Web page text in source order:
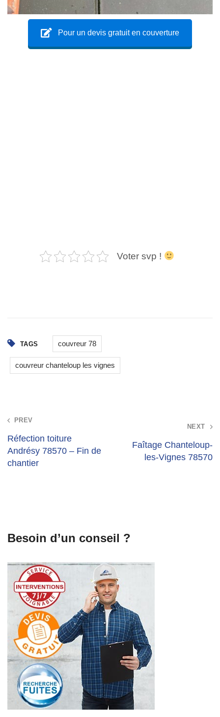
Pour un devis gratuit en couverture
Voter svp !
TAGS couvreur 78
couvreur chanteloup les vignes
Post
navigation
PREV
Réfection toiture
Andrésy 78570 – Fin de
chantier
NEXT
Faîtage Chanteloup-
les-Vignes 78570
Besoin d’un conseil ?